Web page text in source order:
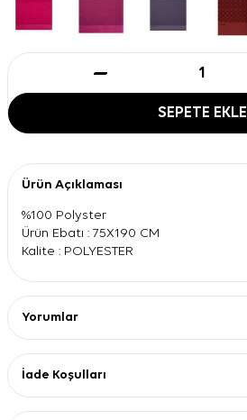
SEPETE EKLE
Ürün Açıklaması
%100 Polyster
Ürün Ebatı : 75X190 CM
Kalite : POLYESTER
Yorumlar
İade Koşulları